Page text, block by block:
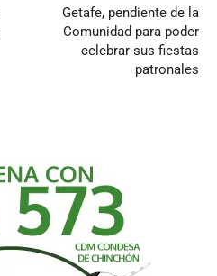
Getafe, pendiente de la
Comunidad para poder
celebrar sus fiestas
patronales